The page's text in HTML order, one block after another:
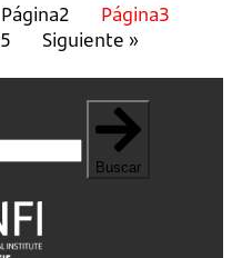
Página2 Página3
5 Siguiente »
Buscar